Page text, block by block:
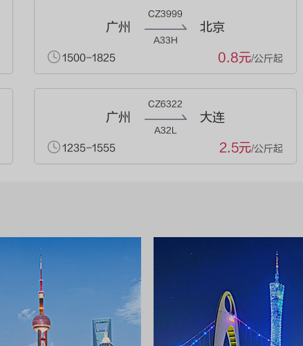
广州
CZ3999
A33H
北京
1500-1825 0.8元/公斤起
广州
CZ6322
A32L
大连
1235-1555 2.5元/公斤起